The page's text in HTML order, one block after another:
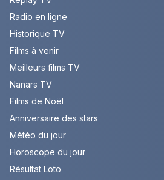
Radio en ligne
Historique TV
Films à venir
Meilleurs films TV
Nanars TV
Films de Noël
Anniversaire des stars
Météo du jour
Horoscope du jour
Résultat Loto